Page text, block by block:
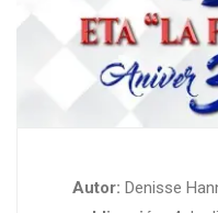
Autor: Denisse